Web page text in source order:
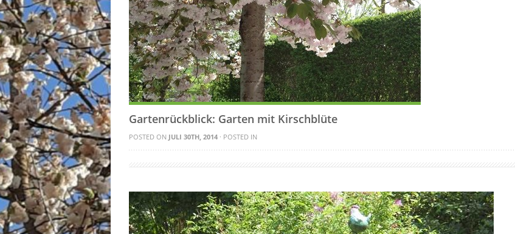
Gartenrückblick: Garten mit Kirschblüte
POSTED ON JULI 30TH, 2014 · POSTED IN